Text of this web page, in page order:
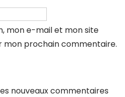
mon e-mail et mon site
mon prochain commentaire.
nouveaux commentaires